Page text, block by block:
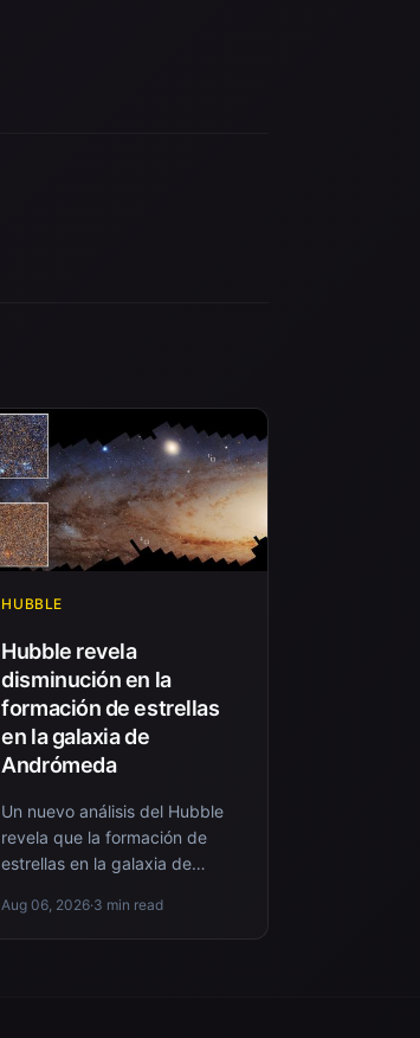
HUBBLE
Hubble revela
disminución en la
formación de estrellas
en la galaxia de
Andrómeda
Un nuevo análisis del Hubble
revela que la formación de
estrellas en la galaxia de
disminuyendo desde hace 500
millones de a...
Aug 06, 2026·3 min read